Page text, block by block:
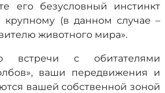
его безусловный инстинкт
крупному (в данном случае –
животного мира».
встречи с обитателями
ваши передвижения и
вашей собственной зоной